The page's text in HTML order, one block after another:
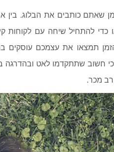
שאתם כותבים את הבלוג. בין
כדי להתחיל שיחה עם לקוחות
תמצאו את עצמכם עוסקים
חשוב שתתקדמו לאט ובהדרגה
מכר.